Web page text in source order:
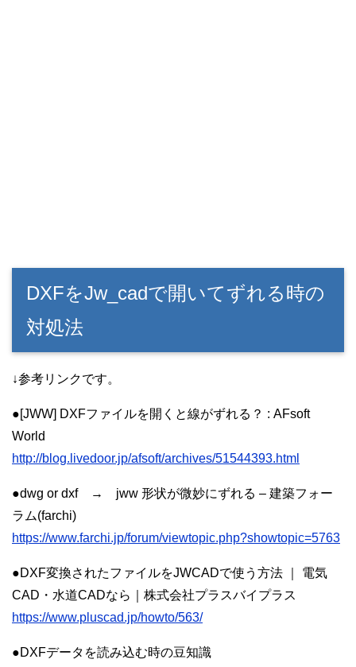
DXFをJw_cadで開いてずれる時の
対処法
↓参考リンクです。
●[JWW] DXFファイルを開くと線がずれる？ : AFsoft
World
http://blog.livedoor.jp/afsoft/archives/51544393.html
●dwg or dxf → jww 形状が微妙にずれる – 建築フォー
ラム(farchi)
https://www.farchi.jp/forum/viewtopic.php?showtopic=5763
●DXF変換されたファイルをJWCADで使う方法 ｜ 電気
CAD・水道CADなら｜株式会社プラスバイプラス
https://www.pluscad.jp/howto/563/
●DXFデータを読み込む時の豆知識